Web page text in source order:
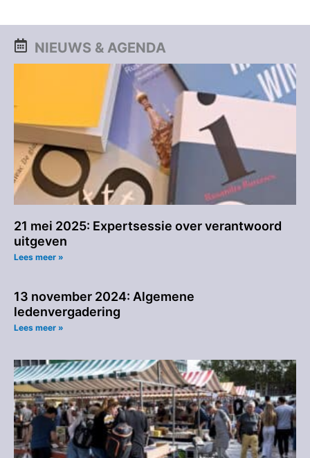
NIEUWS & AGENDA
21 mei 2025: Expertsessie over verantwoord
uitgeven
Lees meer »
13 november 2024: Algemene
ledenvergadering
Lees meer »